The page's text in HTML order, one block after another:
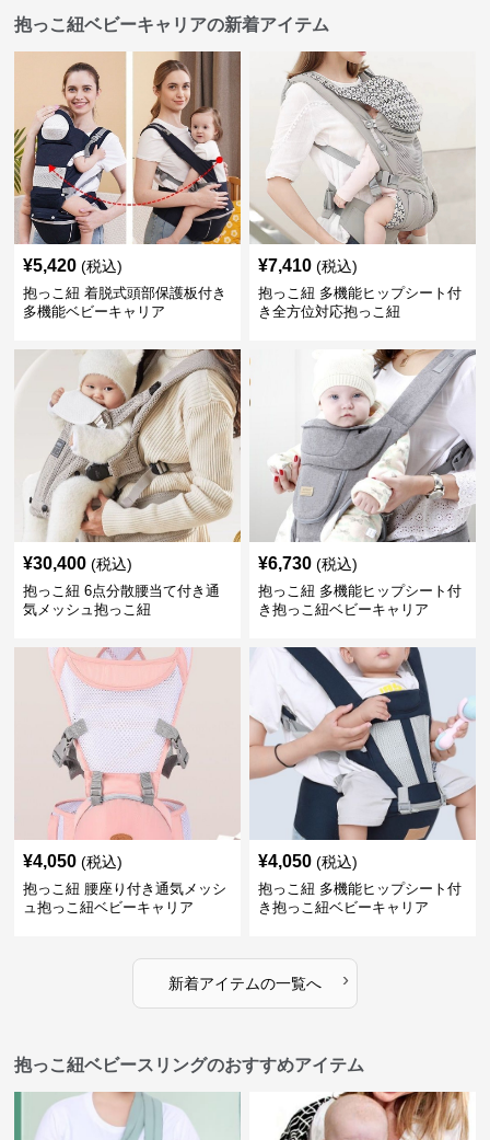
抱っこ紐ベビーキャリアの新着アイテム
¥5,420 (税込)
抱っこ紐 着脱式頭部保護板付き
多機能ベビーキャリア
¥7,410 (税込)
抱っこ紐 多機能ヒップシート付
き全方位対応抱っこ紐
¥30,400 (税込)
抱っこ紐 6点分散腰当て付き通
気メッシュ抱っこ紐
¥6,730 (税込)
抱っこ紐 多機能ヒップシート付
き抱っこ紐ベビーキャリア
¥4,050 (税込)
抱っこ紐 腰座り付き通気メッシ
ュ抱っこ紐ベビーキャリア
¥4,050 (税込)
抱っこ紐 多機能ヒップシート付
き抱っこ紐ベビーキャリア
新着アイテムの一覧へ ›
抱っこ紐ベビースリングのおすすめアイテム